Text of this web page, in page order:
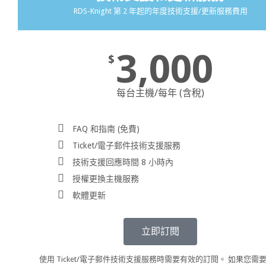
RDS-Knight 第 2 年起的年度技術支援/更新服務費用
$ 3,000
每台主機/每年 (含稅)
FAQ 和指南 (免費)
Ticket/電子郵件技術支援服務
技術支援回應時間 8 小時內
授權更換主機服務
軟體更新
立即訂閱
使用 Ticket/電子郵件技術支援服務時需要有效的訂閱。 如果您需